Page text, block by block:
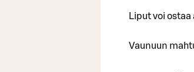
Liput voi
Vaunuun